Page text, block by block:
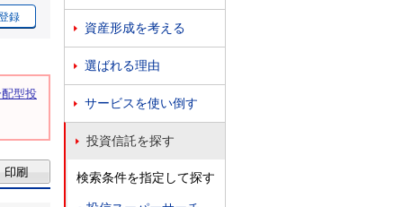
録
型投
 資産形成を考える
 選ばれる理由
 サービスを使い倒す
 投資信託を探す
検索条件を指定して探す